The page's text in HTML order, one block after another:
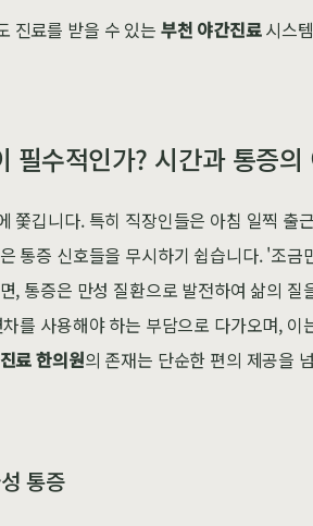
진료를 받을 수 있는 부천 야간진료시스
필수적인가? 시간과 통증의
쫓깁니다. 특히 직장인들은 아침 일찍 출
통증 신호들을 무시하기 쉽습니다. '조금
, 통증은 만성 질환으로 발전하여 삶의 질
를 사용해야 하는 부담으로 다가오며, 이
료 한의원의 존재는 단순한 편의 제공을
통증